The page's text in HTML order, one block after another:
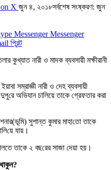
X জুন ৪, ২০১৮সর্বশেষ সংষ্করণ: জুন
Messenger Messenger
প্রিন্ট
কুখ্যাত নারী ও মাদক ব্যবসায়ী মক্ষীরানী
সম্রাজ্ঞী নারী ও দেহ ব্যবসায়ী
অ‌ভিযান চালিয়ে তাকে গ্রেফতার করা
সুশান্ত কুমার মাহা‌তো তাকে
যায়।
তাকে ২ বছ‌রের সাজা দেয়া হয়।